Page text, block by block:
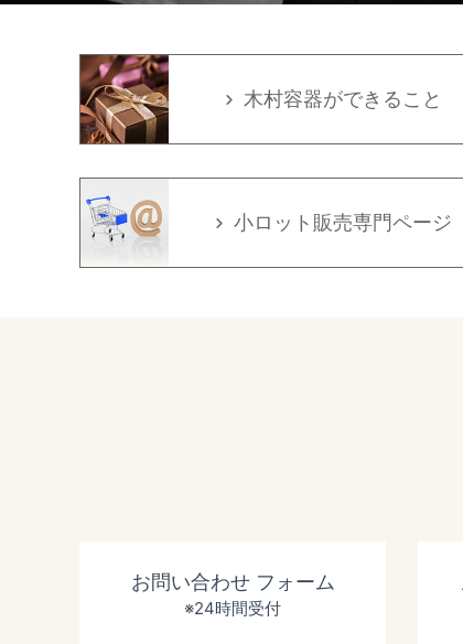
木村容器ができること
小ロット販売専門ページ
お問い合わせ フォーム
※24時間受付